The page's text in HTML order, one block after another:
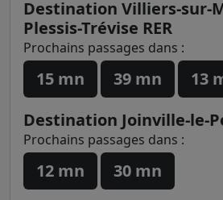
Destination Villiers-sur-
Plessis-Trévise RER
Prochains passages dans :
15 mn 39 mn 13
Destination Joinville-le-
Prochains passages dans :
12 mn 30 mn